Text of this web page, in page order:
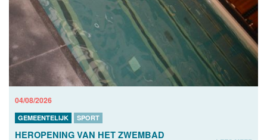
04/08/2026
GEMEENTELIJK SPORT
HEROPENING VAN HET ZWEMBAD